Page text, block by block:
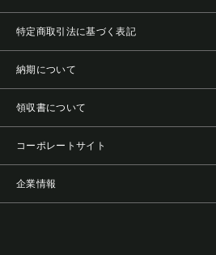
特定商取引法に基づく表記
納期について
領収書について
コーポレートサイト
企業情報